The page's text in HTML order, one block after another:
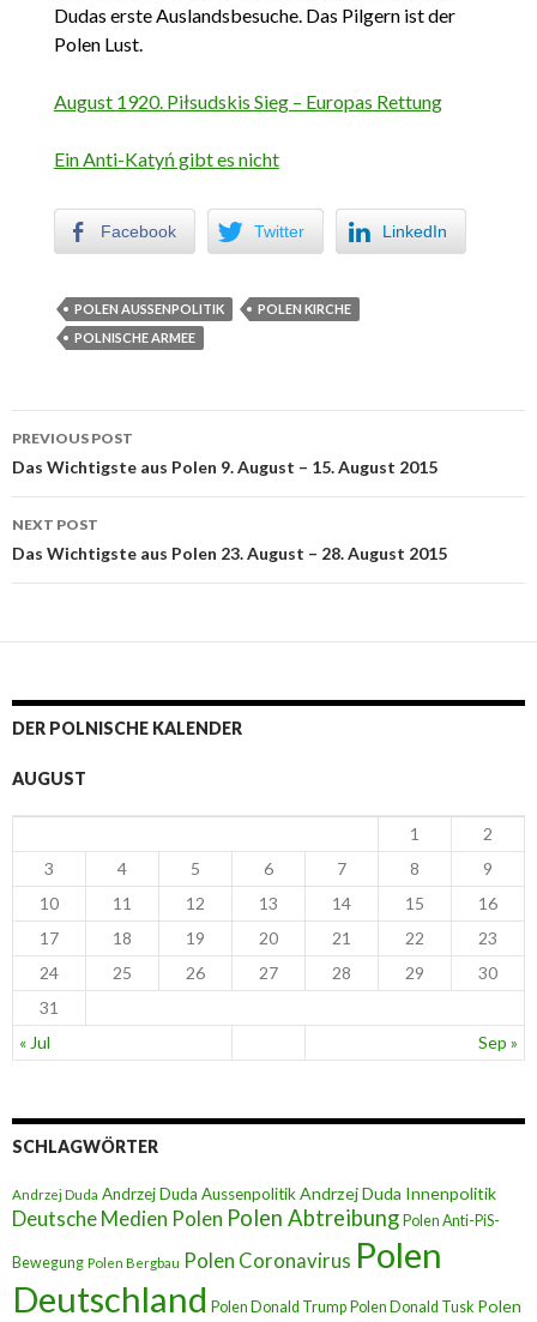
Dudas erste Auslandsbesuche. Das Pilgern ist der
Polen Lust.
August 1920. Piłsudskis Sieg – Europas Rettung
Ein Anti-Katyń gibt es nicht
Facebook Twitter LinkedIn
POLEN AUSSENPOLITIK
POLEN KIRCHE
POLNISCHE ARMEE
Post navigation
PREVIOUS POST
Das Wichtigste aus Polen 9. August – 15. August 2015
NEXT POST
Das Wichtigste aus Polen 23. August – 28. August 2015
DER POLNISCHE KALENDER
AUGUST
« Jul Sep »
1
2
3
4 5 6 7 8
9
10
11 12 13 14 15
16
17
18 19 20 21 22
23
24
25 26 27 28 29
30
31
SCHLAGWÖRTER
Andrzej Duda Andrzej Duda AussenpolitikAndrzej Duda Innenpolitik
Deutsche Medien Polen Polen Abtreibung Polen Anti-PiS-
Bewegung Polen Bergbau Polen Coronavirus Polen
Deutschland Polen Donald Trump Polen Donald Tusk Polen